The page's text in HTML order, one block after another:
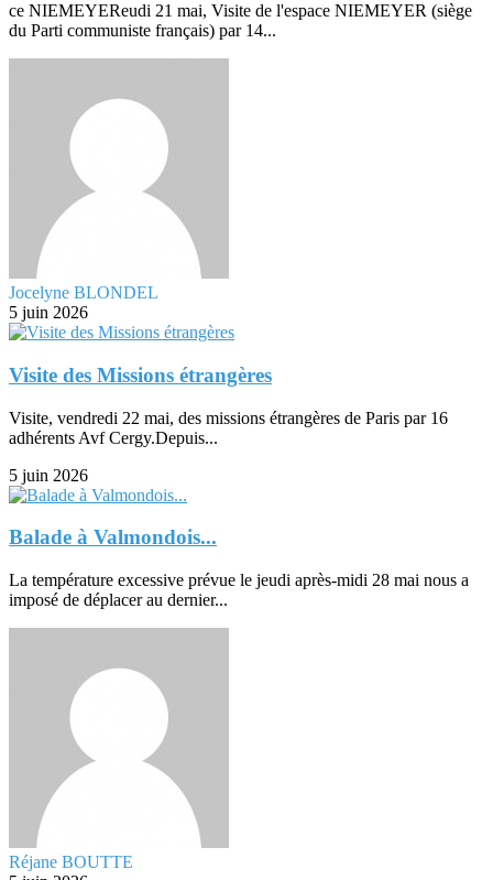
ce NIEMEYEReudi 21 mai, Visite de l'espace NIEMEYER (siège
du Parti communiste français) par 14...
Jocelyne BLONDEL
5 juin 2026
Visite des Missions étrangères
Visite, vendredi 22 mai, des missions étrangères de Paris par 16
adhérents Avf Cergy.Depuis...
5 juin 2026
Balade à Valmondois...
La température excessive prévue le jeudi après-midi 28 mai nous a
imposé de déplacer au dernier...
Réjane BOUTTE